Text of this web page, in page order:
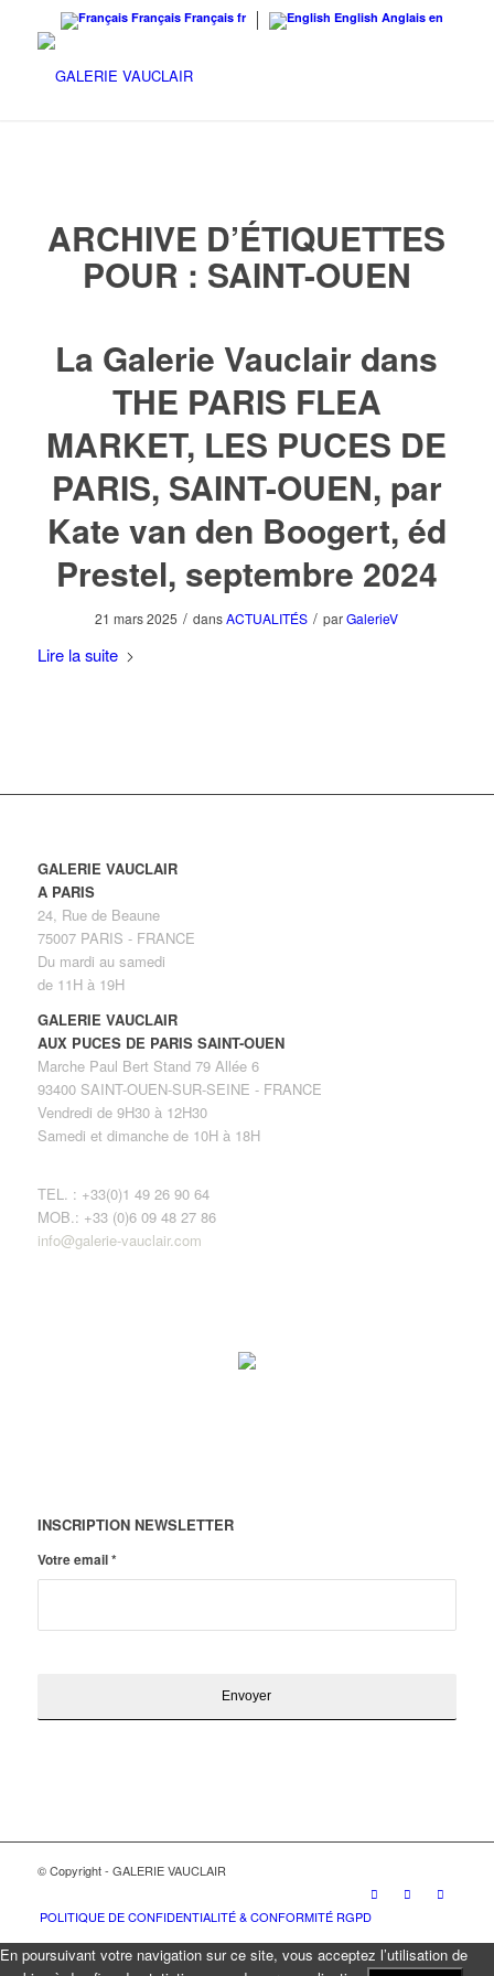
Français Français fr English Anglais en
ARCHIVE D’ÉTIQUETTES
POUR : SAINT-OUEN
La Galerie Vauclair dans
THE PARIS FLEA
MARKET, LES PUCES DE
PARIS, SAINT-OUEN, par
Kate van den Boogert, éd
Prestel, septembre 2024
21 mars 2025 / dansACTUALITÉS / parGalerieV
Lire la suite
GALERIE VAUCLAIR
A PARIS
24, Rue de Beaune
75007 PARIS - FRANCE
Du mardi au samedi
de 11H à 19H
GALERIE VAUCLAIR
AUX PUCES DE PARIS SAINT-OUEN
Marche Paul Bert Stand 79 Allée 6
93400 SAINT-OUEN-SUR-SEINE - FRANCE
Vendredi de 9H30 à 12H30
Samedi et dimanche de 10H à 18H
TEL. : +33(0)1 49 26 90 64
MOB.: +33 (0)6 09 48 27 86
info@galerie-vauclair.com
INSCRIPTION NEWSLETTER
Votre email*
© Copyright - GALERIE VAUCLAIR
POLITIQUE DE CONFIDENTIALITÉ & CONFORMITÉ RGPD
En poursuivant votre navigation sur ce site, vous acceptez l’utilisation de